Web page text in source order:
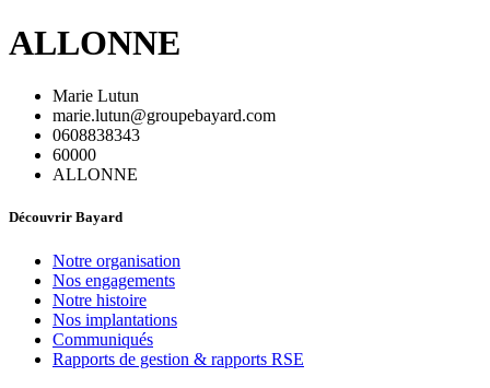
ALLONNE
Marie Lutun
marie.lutun@groupebayard.com
0608838343
60000
ALLONNE
Découvrir Bayard
Notre organisation
Nos engagements
Notre histoire
Nos implantations
Communiqués
Rapports de gestion & rapports RSE